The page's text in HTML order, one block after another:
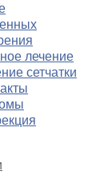
лечение
сетчатки